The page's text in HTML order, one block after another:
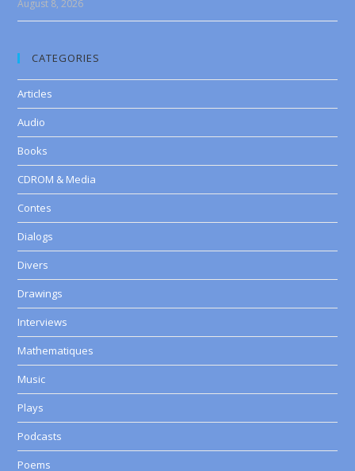
August 8, 2026
CATEGORIES
Articles
Audio
Books
CDROM & Media
Contes
Dialogs
Divers
Drawings
Interviews
Mathematiques
Music
Plays
Podcasts
Poems